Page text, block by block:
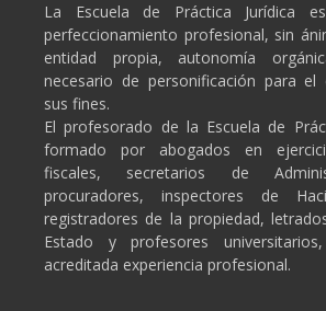
La Escuela de Práctica Jurídica
perfeccionamiento profesional, sin
entidad propia, autonomía
necesario de personificación para el
sus fines.
El profesorado de la Escuela de
formado por abogados en
fiscales, secretarios de
procuradores, inspectores de
registradores de la propiedad,
Estado y profesores
acreditada experiencia profesional.